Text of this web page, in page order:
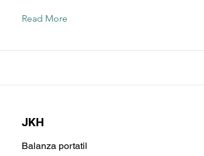
Read More
JKH
Balanza portatil